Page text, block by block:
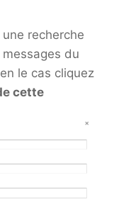
recherche
du
le cas cliquez
cette